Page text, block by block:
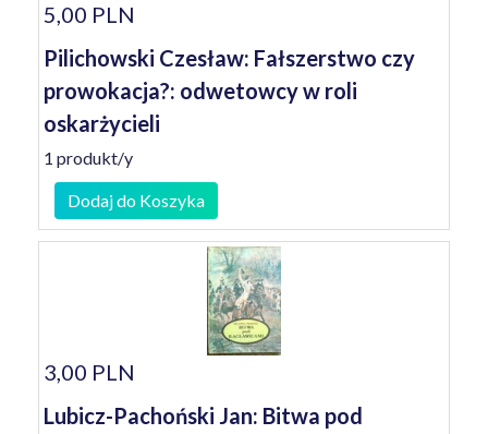
5,00 PLN
Pilichowski Czesław: Fałszerstwo czy
prowokacja?: odwetowcy w roli
oskarżycieli
1 produkt/y
Dodaj do Koszyka
3,00 PLN
Lubicz-Pachoński Jan: Bitwa pod